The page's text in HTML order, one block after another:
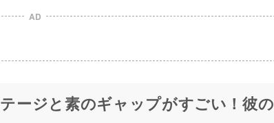
AD
ージと素のギャップがすごい！彼の